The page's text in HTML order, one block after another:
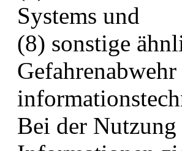
Systems und
(8) sonstige
Bei der